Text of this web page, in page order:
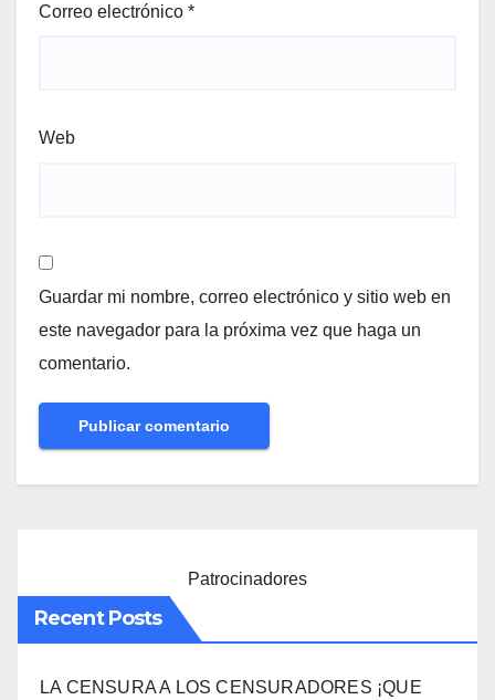
Correo electrónico *
Web
Guardar mi nombre, correo electrónico y sitio web en
este navegador para la próxima vez que haga un
comentario.
Patrocinadores
Recent Posts
LA CENSURA A LOS CENSURADORES ¡QUE